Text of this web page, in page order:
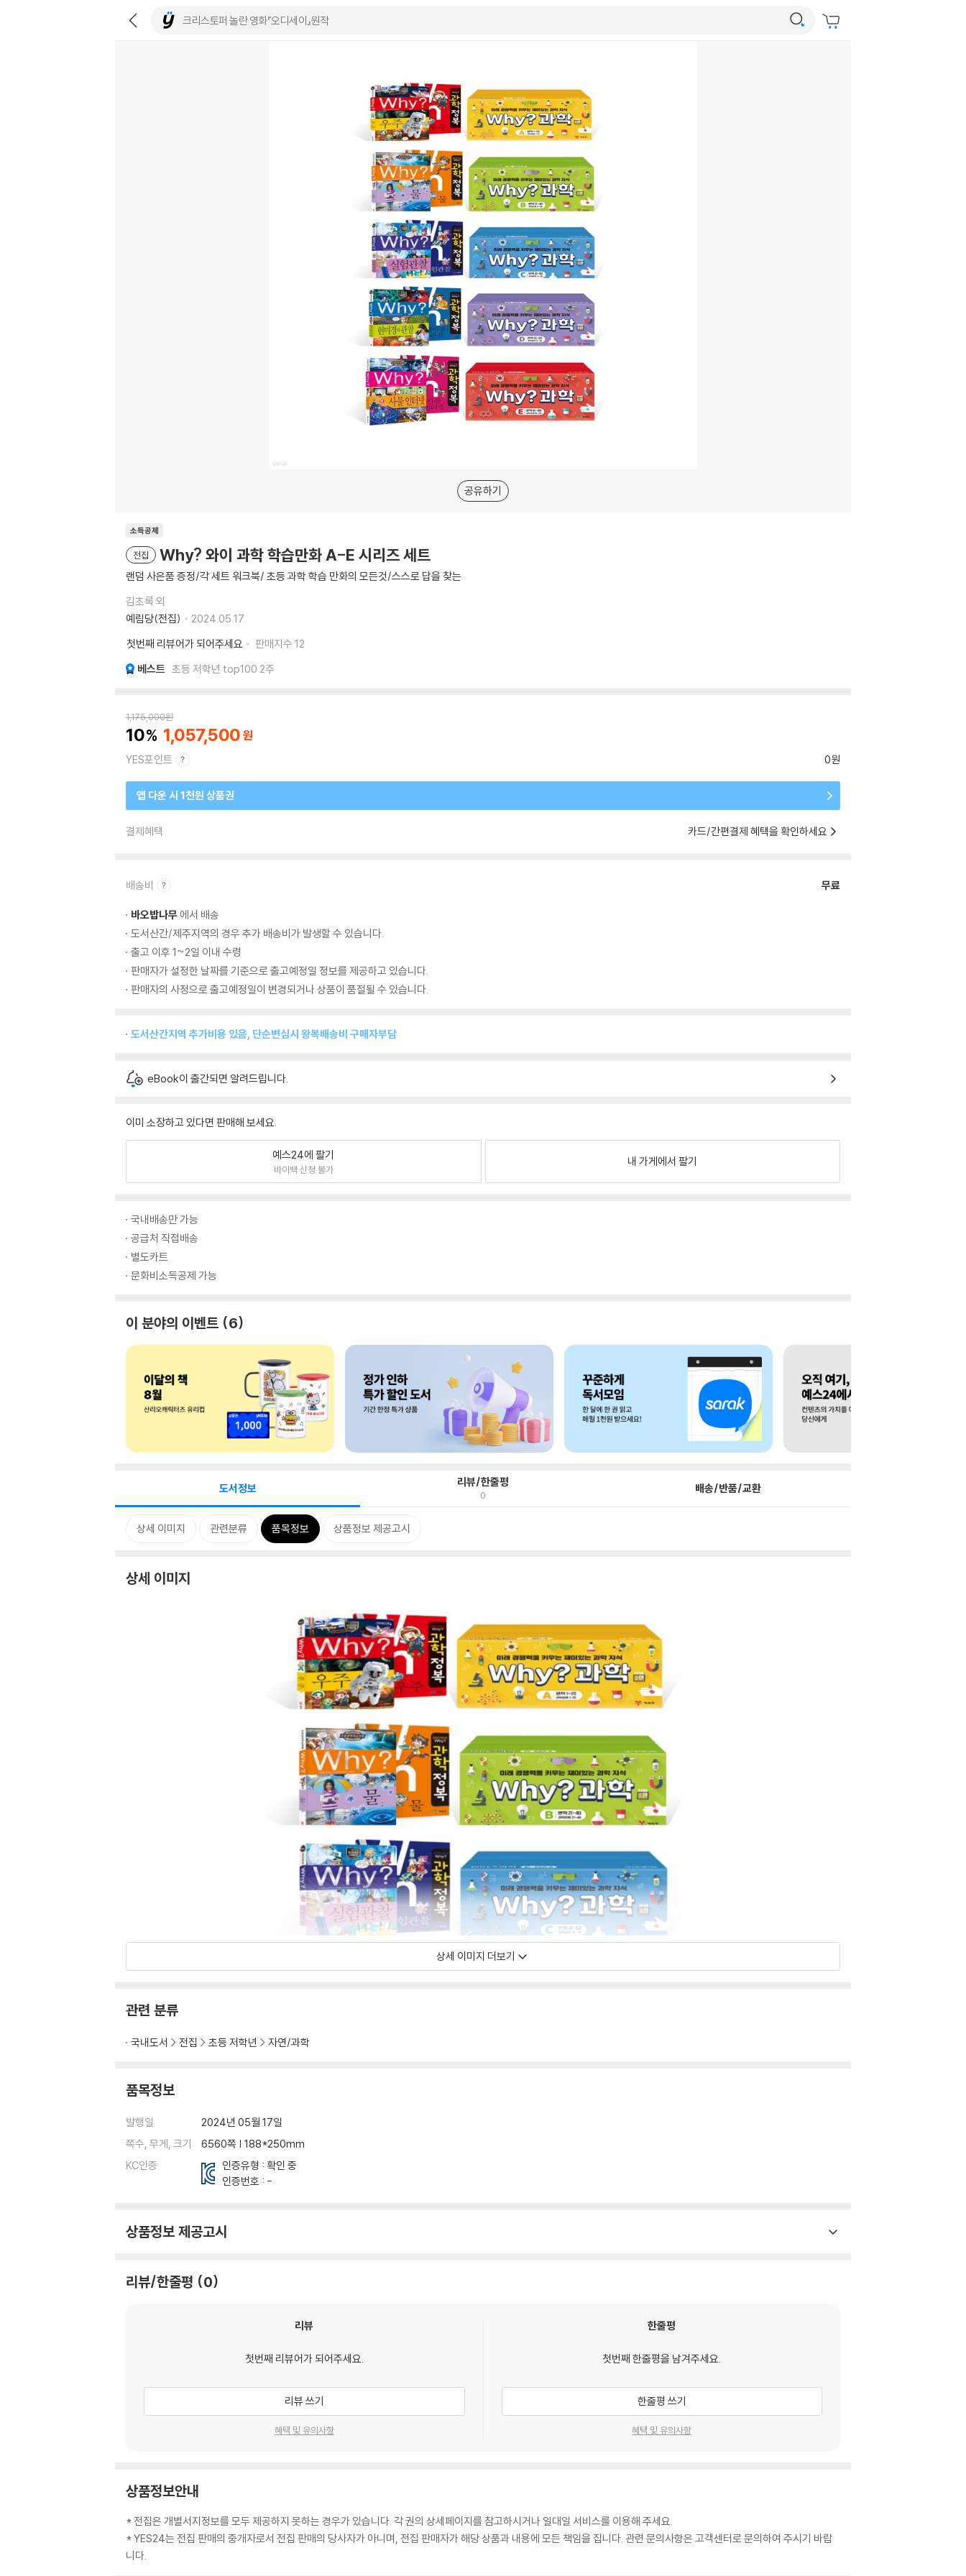
공유하기
소득공제
전집 Why? 와이 과학 학습만화 A-E 시리즈 세트
랜덤 사은품 증정/각 세트 워크북/ 초등 과학 학습 만화의 모든것/스스로 답을 찾는
김초록 외
예림당(전집)
2024.05.17.
첫번째 리뷰어가 되어주세요
판매지수 12
베스트 초등 저학년 top100 2주
1,175,000원
10 1,057,500
YES포인트 0원
앱 다운 시 1천원 상품권
결제혜택 카드/간편결제 혜택을 확인하세요
배송비 무료
바오밥나무 에서 배송
도서산간/제주지역의 경우 추가 배송비가 발생할 수 있습니다.
출고 이후 1~2일 이내 수령
판매자가 설정한 날짜를 기준으로 출고예정일 정보를 제공하고 있습니다.
판매자의 사정으로 출고예정일이 변경되거나 상품이 품절될 수 있습니다.
도서산간지역 추가비용 있음, 단순변심시 왕복배송비 구매자부담
eBook이 출간되면 알려드립니다.
이미 소장하고 있다면 판매해 보세요.
예스24에 팔기
바이백 신청 불가
내 가게에서 팔기
국내배송만 가능
공급처 직접배송
별도카트
문화비소득공제 가능
이 분야의 이벤트 6
도서정보 리뷰/한줄평
0 배송/반품/교환
상세 이미지 관련분류 품목정보 상품정보 제공고시
상세 이미지
상세 이미지 더보기
관련 분류
국내도서 전집 초등 저학년 자연/과학
품목정보
발행일
2024년 05월 17일
쪽수, 무게, 크기
6560쪽 | 188*250mm
KC인증
인증유형 : 확인 중
인증번호 : -
상품정보 제공고시
리뷰/한줄평 0
리뷰
첫번째 리뷰어가 되어주세요.
리뷰 쓰기
혜택 및 유의사항
한줄평
첫번째 한줄평을 남겨주세요.
한줄평 쓰기
혜택 및 유의사항
상품정보안내
* 전집은 개별서지정보를 모두 제공하지 못하는 경우가 있습니다. 각 권의 상세페이지를 참고하시거나 일대일 서비스를 이용해 주세요.
* YES24는 전집 판매의 중개자로서 전집 판매의 당사자가 아니며, 전집 판매자가 해당 상품과 내용에 모든 책임을 집니다. 관련 문의사항은 고객센터로 문의하여 주시기 바랍
니다.